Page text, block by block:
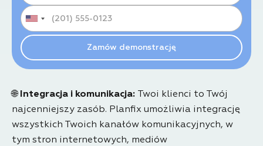
🌐Integracja i komunikacja: Twoi klienci to Twój
najcenniejszy zasób. Planfix umożliwia integrację
wszystkich Twoich kanałów komunikacyjnych, w
tym stron internetowych, mediów